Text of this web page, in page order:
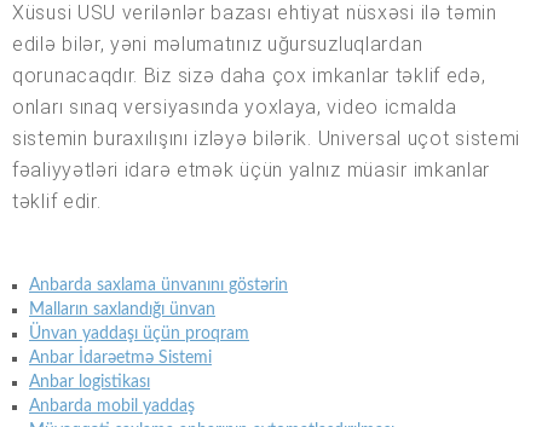
Xüsusi USU verilənlər bazası ehtiyat nüsxəsi ilə təmin
edilə bilər, yəni məlumatınız uğursuzluqlardan
qorunacaqdır. Biz sizə daha çox imkanlar təklif edə,
onları sınaq versiyasında yoxlaya, video icmalda
sistemin buraxılışını izləyə bilərik. Universal uçot sistemi
fəaliyyətləri idarə etmək üçün yalnız müasir imkanlar
təklif edir.
Anbarda saxlama ünvanını göstərin
Malların saxlandığı ünvan
Ünvan yaddaşı üçün proqram
Anbar İdarəetmə Sistemi
Anbar logistikası
Anbarda mobil yaddaş